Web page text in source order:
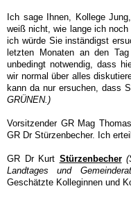
Ich sage Ihnen, Kollege
weiß nicht, wie lange ich
ich würde Sie inständigst
letzten Monaten an den
unbedingt notwendig, dass
wir normal über alles
kann da nur ersuchen, dass
GRÜNEN.)
Vorsitzender GR Mag Thomas
GR Dr Stürzenbecher. Ich
GR Dr Kurt Stürzenbecher
Landtages und
Geschätzte Kolleginnen und